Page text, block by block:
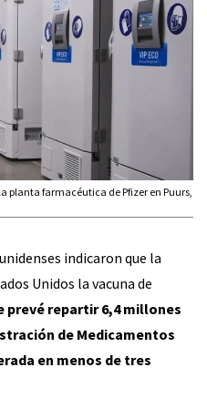
planta farmacéutica de Pfizer en Puurs,
indicaron que la
Unidos la vacuna de
prevé repartir 6,4 millones
de Medicamentos
en menos de tres